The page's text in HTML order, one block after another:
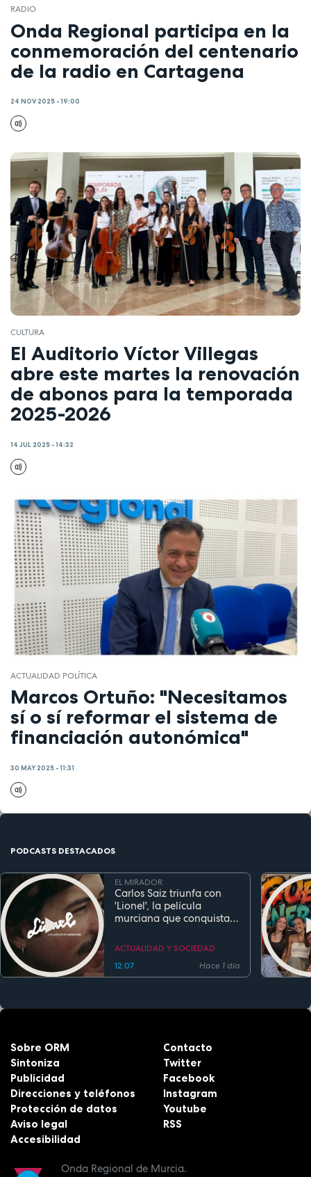
RADIO
Onda Regional participa en la
conmemoración del centenario
de la radio en Cartagena
24 NOV 2025 - 19:00
CULTURA
El Auditorio Víctor Villegas
abre este martes la renovación
de abonos para la temporada
2025-2026
14 JUL 2025 - 14:32
ACTUALIDAD POLÍTICA
Marcos Ortuño: "Necesitamos
sí o sí reformar el sistema de
financiación autonómica"
30 MAY 2025 - 11:31
PODCASTS DESTACADOS
EL MIRADOR
Carlos Saiz triunfa con
'Lionel', la película
murciana que conquista
estreno
ACTUALIDAD Y SOCIEDAD
12:07
Hace 1 día
Onda Regional de Murcia.
Sobre ORM
Sintoniza
Publicidad
Direcciones y teléfonos
Protección de datos
Aviso legal
Accesibilidad
Contacto
Twitter
Facebook
Instagram
Youtube
RSS